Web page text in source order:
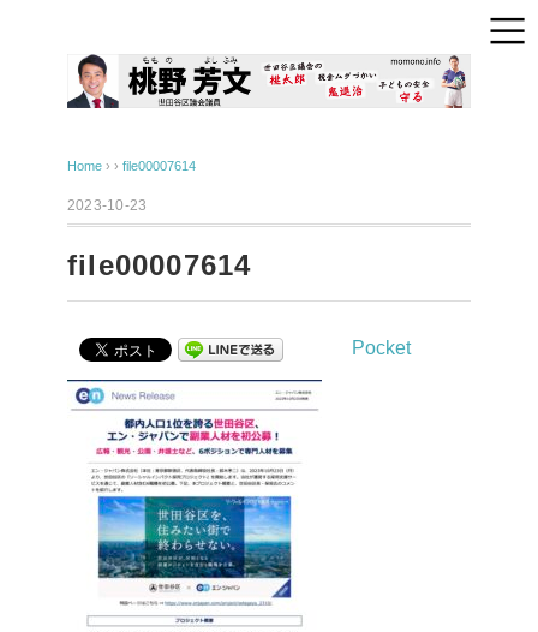
Home › › file00007614
2023-10-23
file00007614
Pocket